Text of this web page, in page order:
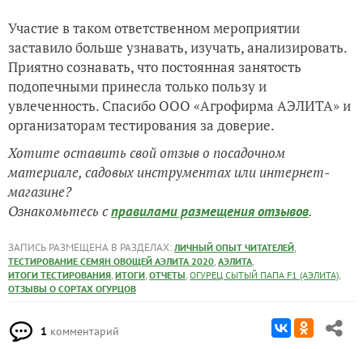
Участие в таком ответственном мероприятии
заставило больше узнавать, изучать, анализировать.
Приятно сознавать, что постоянная занятость
подопечными принесла только пользу и
увлеченность. Спасибо ООО «Агрофирма АЭЛИТА» и
организаторам тестирования за доверие.
Хотите оставить свой отзыв о посадочном
материале, садовых инструментах или интернет-
магазине?
Ознакомьтесь справилами размещения отзывов.
ЗАПИСЬ РАЗМЕЩЕНА В РАЗДЕЛАХ: ЛИЧНЫЙ ОПЫТ ЧИТАТЕЛЕЙ,
ТЕСТИРОВАНИЕ СЕМЯН ОВОЩЕЙ АЭЛИТА 2020, АЭЛИТА,
ИТОГИ ТЕСТИРОВАНИЯ, ИТОГИ, ОТЧЕТЫ, ОГУРЕЦ СЫТЫЙ ПАПА F1 (АЭЛИТА),
ОТЗЫВЫ О СОРТАХ ОГУРЦОВ
1 комментарий